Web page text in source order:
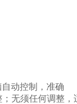
动控制，准确
无须任何调整